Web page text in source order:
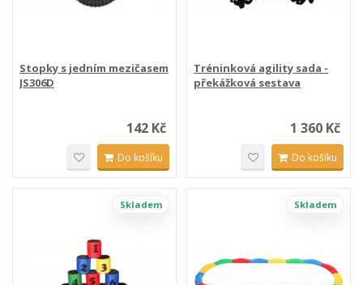
Stopky s jedním mezičasem
JS306D
142 Kč
Do košíku
Tréninková agility sada -
překážková sestava
1 360 Kč
Do košíku
Skladem Skladem